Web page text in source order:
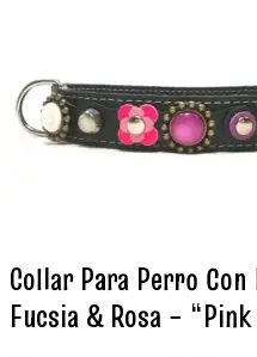
Collar Para Perro
Fucsia & Rosa –